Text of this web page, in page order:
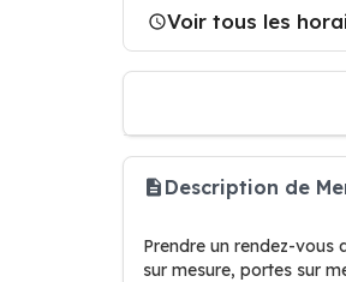
Voir tous les
Description de
Prendre un rendez-vous
sur mesure, portes sur